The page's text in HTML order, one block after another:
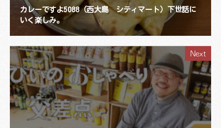
カレーですよ5088（西大島 シティマート）下世話に
いく楽しみ。
Next